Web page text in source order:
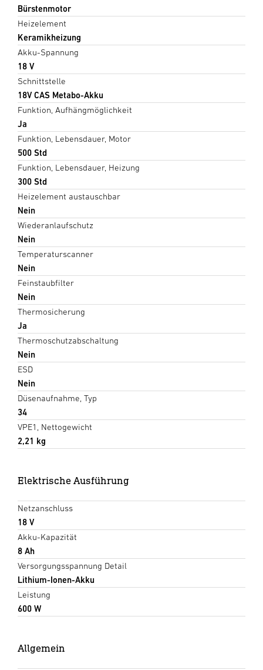
Bürstenmotor
Heizelement
Keramikheizung
Akku-Spannung
18 V
Schnittstelle
18V CAS Metabo-Akku
Funktion, Aufhängmöglichkeit
Funktion, Lebensdauer, Motor
500 Std
Funktion, Lebensdauer, Heizung
300 Std
Heizelement austauschbar
Nein
Wiederanlaufschutz
Nein
Temperaturscanner
Nein
Feinstaubfilter
Nein
Thermosicherung
Thermoschutzabschaltung
Nein
ESD
Nein
Düsenaufnahme, Typ
VPE1, Nettogewicht
2,21 kg
Elektrische Ausführung
Netzanschluss
18 V
Akku-Kapazität
8 Ah
Versorgungsspannung Detail
Lithium-Ionen-Akku
Leistung
600 W
Allgemein